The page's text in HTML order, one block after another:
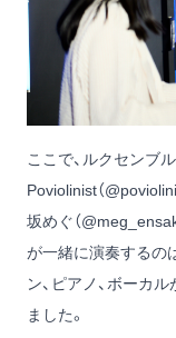
ここで、ルクセンブ
Poviolinist（
坂めぐ（
が一緒に演奏するの
ン、ピアノ、ボーカ
ました。